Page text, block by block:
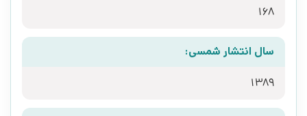
168
سال انتشار شمسی:
1389